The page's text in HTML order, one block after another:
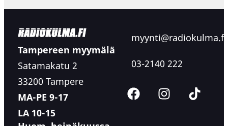
Tampereen myymälä
Satamakatu 2
33200 Tampere
MA-PE 9-17
LA 10-15
myynti@radiokulma.fi
03-2140 222